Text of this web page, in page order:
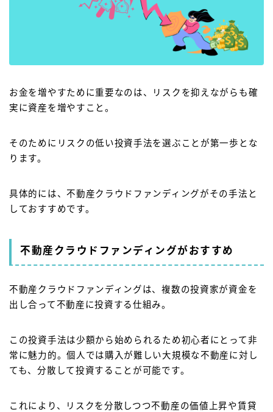
お金を増やすために重要なのは、リスクを抑えながらも確
実に資産を増やすこと。
そのためにリスクの低い投資手法を選ぶことが第一歩とな
ります。
具体的には、不動産クラウドファンディングがその手法と
しておすすめです。
不動産クラウドファンディングがおすすめ
不動産クラウドファンディングは、複数の投資家が資金を
出し合って不動産に投資する仕組み。
この投資手法は少額から始められるため初心者にとって非
常に魅力的。個人では購入が難しい大規模な不動産に対し
ても、分散して投資することが可能です。
これにより、リスクを分散しつつ不動産の価値上昇や賃貸